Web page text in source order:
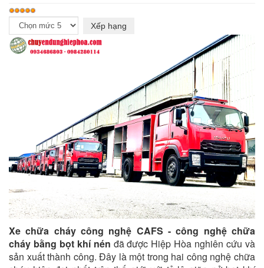
Xe chữa cháy công nghệ CAFS - công nghệ chữa
cháy bằng bọt khí nén đã được Hiệp Hòa nghiên cứu và
sản xuất thành công. Đây là một trong hai công nghệ chữa